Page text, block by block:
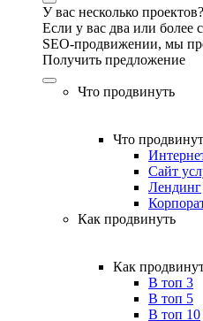
У вас несколько проектов?
Если у вас два или более
SEO-продвижении, мы
Получить предложение
Что продвинуть
Что
Сайт
Лендинг
Как продвинуть
Как
В топ 3
В топ 5
В топ 10